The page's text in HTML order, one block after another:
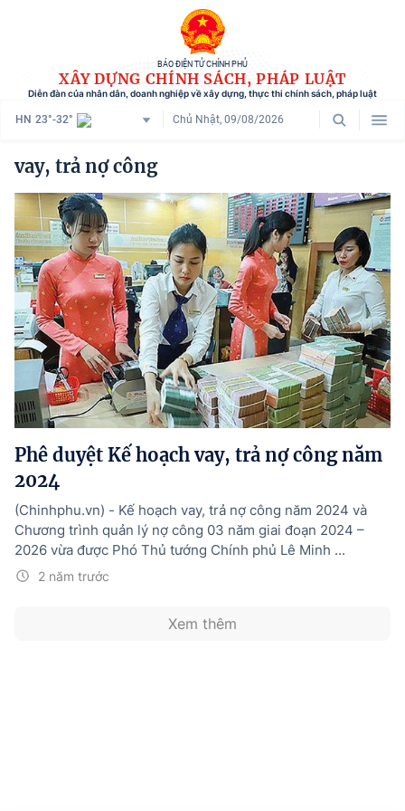
BÁO ĐIỆN TỬ CHÍNH PHỦ
XÂY DỰNG CHÍNH SÁCH, PHÁP LUẬT
Diễn đàn của nhân dân, doanh nghiệp về xây dựng, thực thi chính sách, pháp luật
HN 23°-32° Chủ Nhật, 09/08/2026
Danh mục
Trang chủ
Chính sách mới
Tham vấn chính sách
Người dân góp ý
Doanh nghiệp hiến kế
Chính sách và cuộc sống
Hướng dẫn thực hiện chính sách
Phát triển kinh tế tư nhân và doanh nghiệp dân tộc
Ocop và chuỗi giá trị Nông sản
Kinh tế tư nhân
vay, trả nợ công
Phê duyệt Kế hoạch vay, trả nợ công năm
2024
2 năm trước
(Chinhphu.vn) - Kế hoạch vay, trả nợ công năm 2024 và
Chương trình quản lý nợ công 03 năm giai đoạn 2024 –
2026 vừa được Phó Thủ tướng Chính phủ Lê Minh ...
Xem thêm